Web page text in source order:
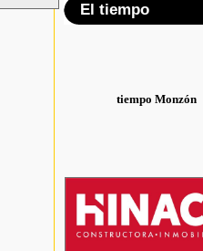
El tiempo
tiempo Monzón